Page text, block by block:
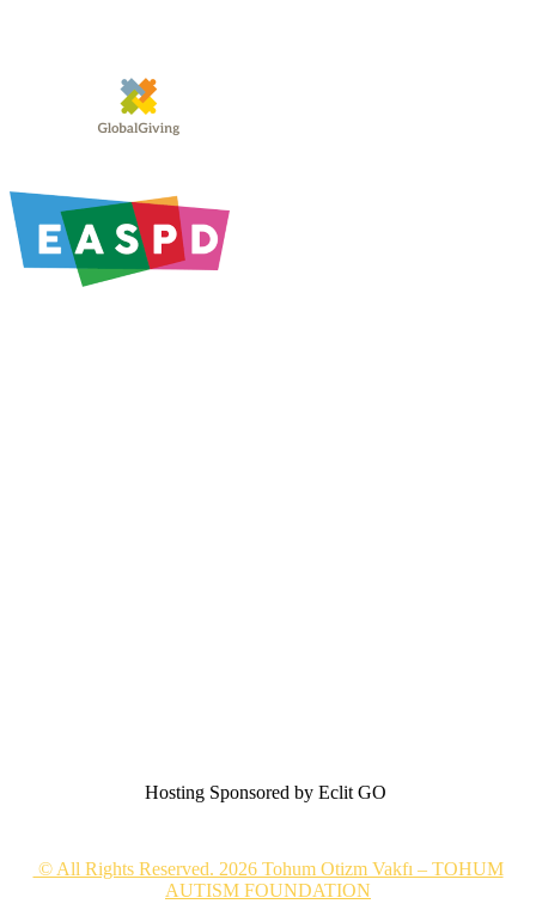
Hosting Sponsored by Eclit GO
© All Rights Reserved. 2026 Tohum Otizm Vakfı – TOHUM
AUTISM FOUNDATION